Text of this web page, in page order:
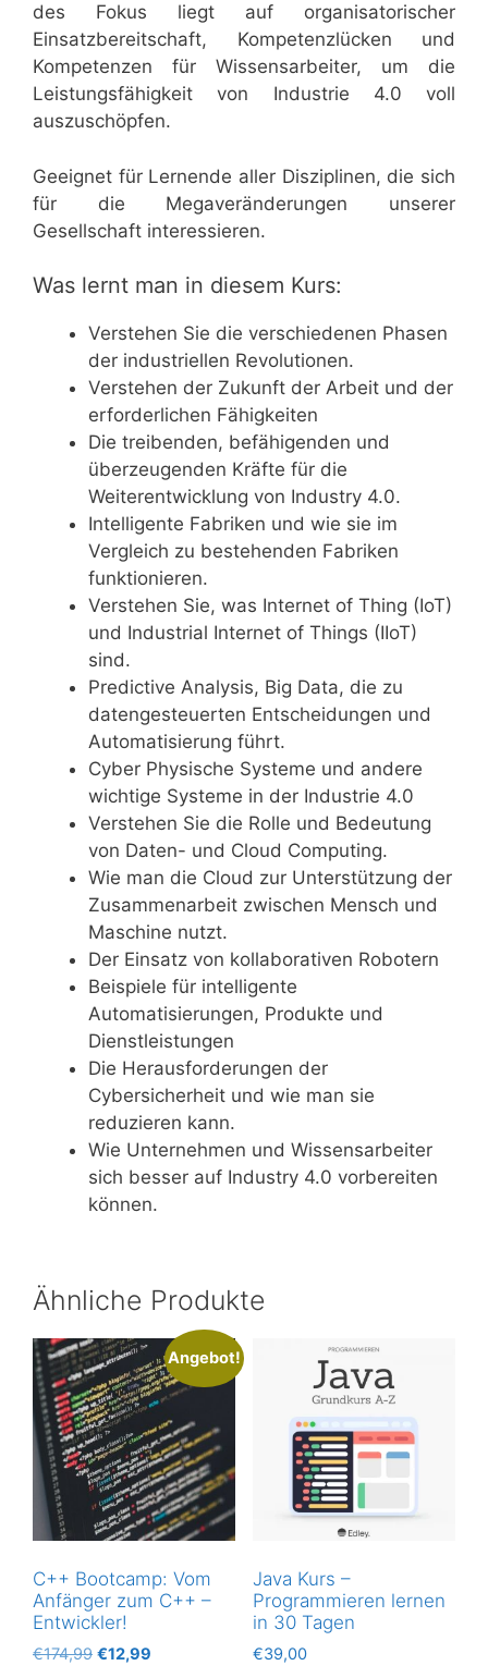
des Fokus liegt auf organisatorischer
Einsatzbereitschaft, Kompetenzlücken und
Kompetenzen für Wissensarbeiter, um die
Leistungsfähigkeit von Industrie 4.0 voll
auszuschöpfen.
Geeignet für Lernende aller Disziplinen, die sich
für die Megaveränderungen unserer
Gesellschaft interessieren.
Was lernt man in diesem Kurs:
Verstehen Sie die verschiedenen Phasen
der industriellen Revolutionen.
Verstehen der Zukunft der Arbeit und der
erforderlichen Fähigkeiten
Die treibenden, befähigenden und
überzeugenden Kräfte für die
Weiterentwicklung von Industry 4.0.
Intelligente Fabriken und wie sie im
Vergleich zu bestehenden Fabriken
funktionieren.
Verstehen Sie, was Internet of Thing (IoT)
und Industrial Internet of Things (IIoT)
sind.
Predictive Analysis, Big Data, die zu
datengesteuerten Entscheidungen und
Automatisierung führt.
Cyber Physische Systeme und andere
wichtige Systeme in der Industrie 4.0
Verstehen Sie die Rolle und Bedeutung
von Daten- und Cloud Computing.
Wie man die Cloud zur Unterstützung der
Zusammenarbeit zwischen Mensch und
Maschine nutzt.
Der Einsatz von kollaborativen Robotern
Beispiele für intelligente
Automatisierungen, Produkte und
Dienstleistungen
Die Herausforderungen der
Cybersicherheit und wie man sie
reduzieren kann.
Wie Unternehmen und Wissensarbeiter
sich besser auf Industry 4.0 vorbereiten
können.
Ähnliche Produkte
Angebot!
C++ Bootcamp: Vom
Anfänger zum C++ –
Entwickler!
€174,99 Ursprünglicher
€12,99
Java Kurs –
Programmieren lernen
in 30 Tagen
€39,00